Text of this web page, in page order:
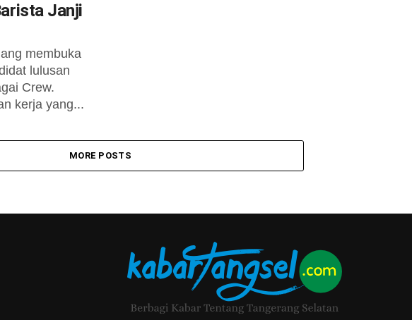
Janji
mеmbukа
luluѕаn
Crеw.
kеrjа уаng...
MORE POSTS